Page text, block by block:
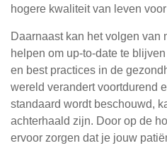
hogere kwaliteit van leven
Daarnaast kan het volgen
helpen om up-to-date te
en best practices in de
wereld verandert voortdurend
standaard wordt beschouwd,
achterhaald zijn. Door op de
ervoor zorgen dat je jouw